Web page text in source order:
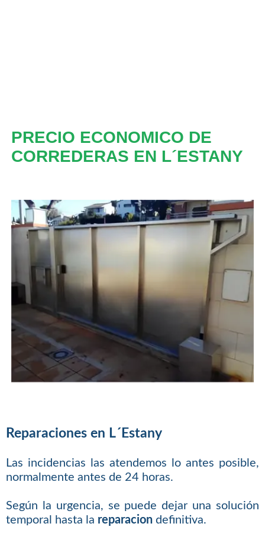
PRECIO ECONOMICO DE
CORREDERAS EN L´ESTANY
Reparaciones en L´Estany
Las incidencias las atendemos lo antes posible,
normalmente antes de 24 horas.
Según la urgencia, se puede dejar una solución
temporal hasta la reparaciondefinitiva.